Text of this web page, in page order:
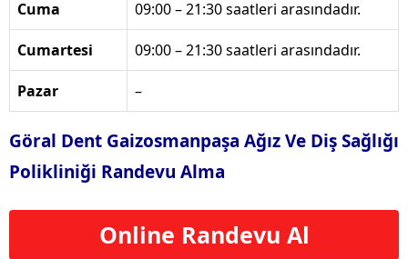
Cuma 09:00 – 21:30 saatleri arasındadır.
Cumartesi 09:00 – 21:30 saatleri arasındadır.
Pazar –
Göral Dent Gaizosmanpaşa Ağız Ve Diş Sağlığı
Polikliniği Randevu Alma
Online Randevu Al